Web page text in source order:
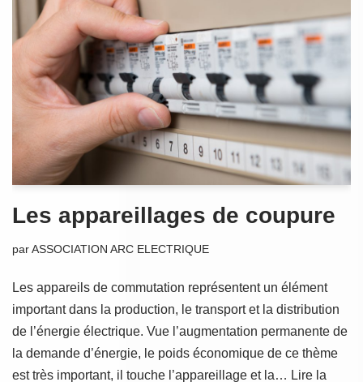
Les appareillages de coupure
parASSOCIATION ARC ELECTRIQUE
Les appareils de commutation représentent un élément
important dans la production, le transport et la distribution
de l’énergie électrique. Vue l’augmentation permanente de
la demande d’énergie, le poids économique de ce thème
est très important, il touche l’appareillage et la… Lire la